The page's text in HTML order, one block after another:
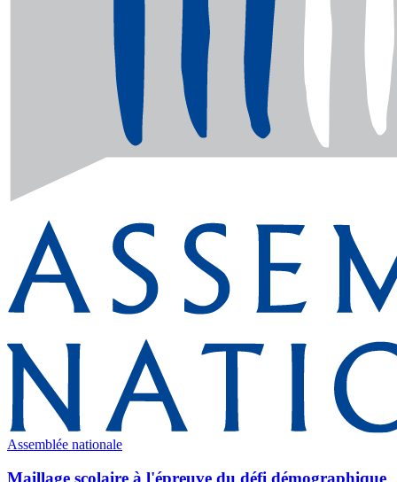
Assemblée nationale